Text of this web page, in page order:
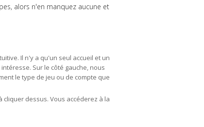
alors n'en manquez aucune et
Il n'y a qu'un seul accueil et un
Sur le côté gauche, nous
le type de jeu ou de compte que
dessus. Vous accéderez à la